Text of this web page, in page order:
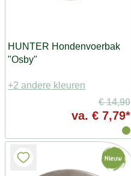
HUNTER Hondenvoerbak
"Osby"
+2 andere kleuren
€ 14,90
va. € 7,79*